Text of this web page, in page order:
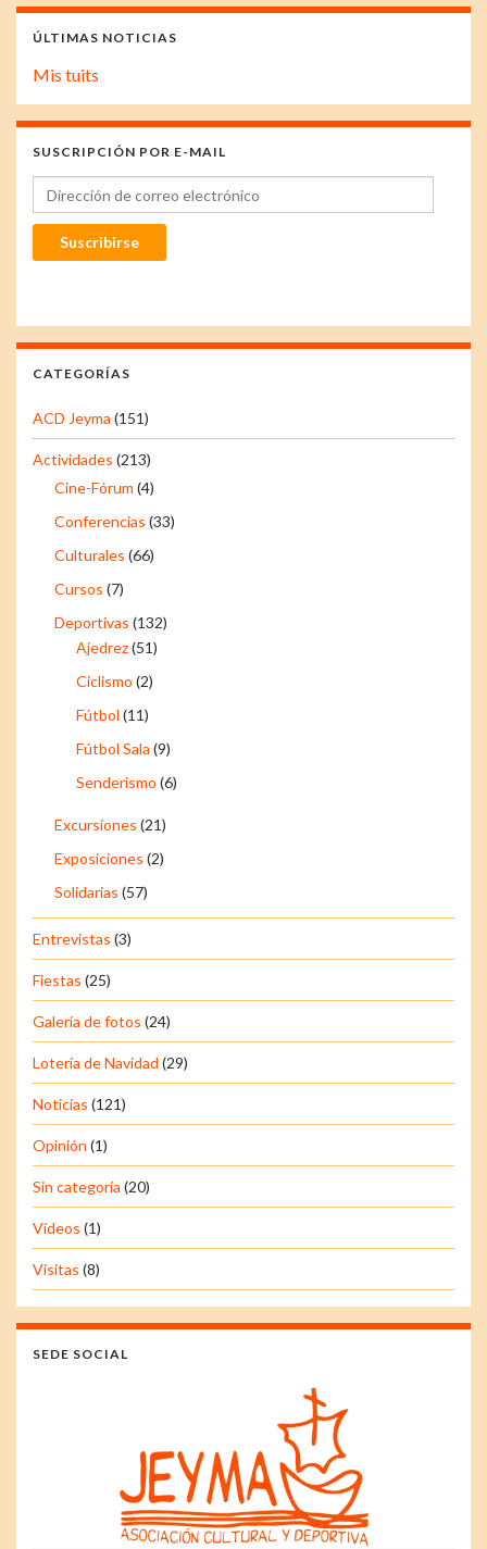
ÚLTIMAS NOTICIAS
Mis tuits
SUSCRIPCIÓN POR E-MAIL
Dirección de correo electrónico
Suscribirse
CATEGORÍAS
ACD Jeyma (151)
Actividades (213)
Cine-Fórum (4)
Conferencias (33)
Culturales (66)
Cursos (7)
Deportivas (132)
Ajedrez(51)
Ciclismo (2)
Fútbol (11)
Fútbol Sala (9)
Senderismo (6)
Excursiones (21)
Exposiciones (2)
Solidarias (57)
Entrevistas (3)
Fiestas (25)
Galería de fotos (24)
Lotería de Navidad (29)
Noticias (121)
Opinión (1)
Sin categoría (20)
Vídeos (1)
Visitas (8)
SEDE SOCIAL